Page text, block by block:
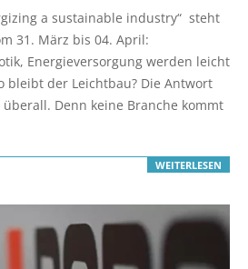
a sustainable industry“ steht
31. März bis 04. April:
Energieversorgung werden leicht
bleibt der Leichtbau? Die Antwort
Denn keine Branche kommt
WEITERLESEN